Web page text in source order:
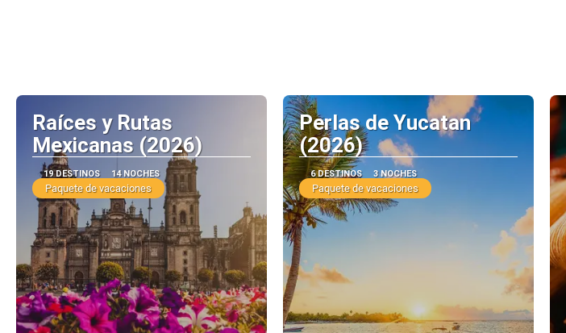
Raíces y Rutas
Mexicanas (2026)
19 DESTINOS 14 NOCHES
Paquete de vacaciones
Perlas de Yucatan
(2026)
6 DESTINOS 3 NOCHES
Paquete de vacaciones